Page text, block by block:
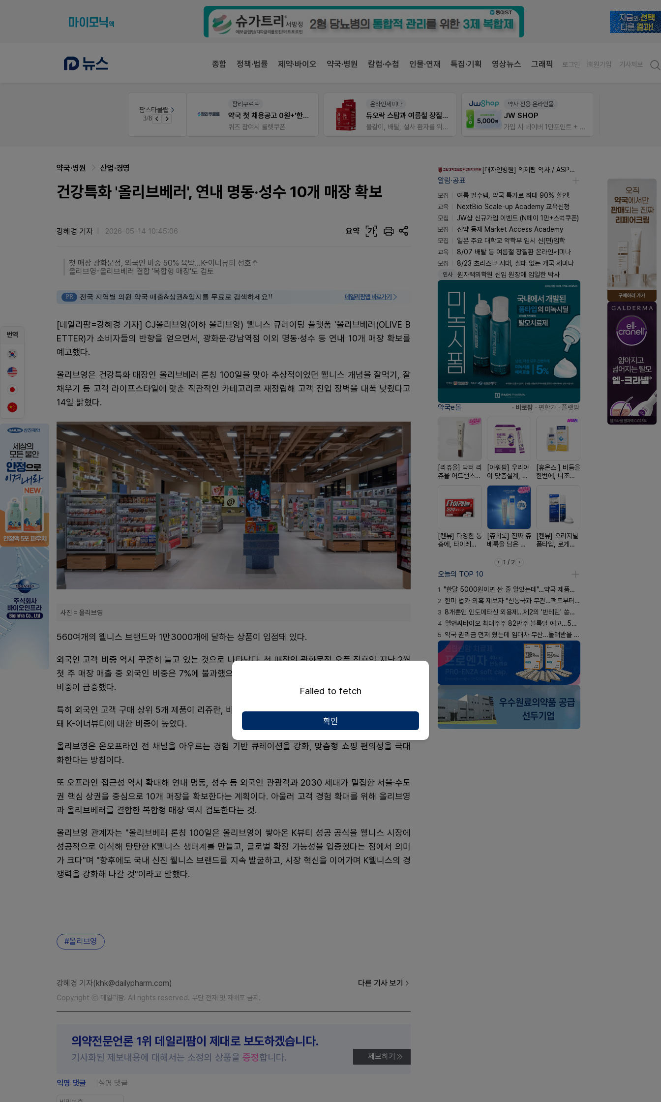
종합 정책·법률 제약·바이오 약국·병원 칼럼·수첩 인물·연재 특집·기획 영상뉴스 그래픽 로그인 회원가입 기사제보
팜스타클럽
3/8
근육통은 오래가니깐!
팜리쿠르트
약국 첫 채용공고 0원+'한번 더' 무료 연장
퀴즈 참여시 룰렛쿠폰
온라인세미나
듀오락 스탑과 여름철 장질환 대응법
물갈이, 배탈, 설사 환자를 위한 실전 상담&판매 전략
약사 전용 온라인몰
JW SHOP
가입 시 네이버 1만포인트 + 스벅쿠폰
번역
약국·병원 산업·경영
건강특화 '올리브베러', 연내 명동·성수 10개 매장 확보
강혜경 기자 2026-05-14 10:45:06 요약 가
첫 매장 광화문점, 외국인 비중 50% 육박…K-이너뷰티 선호↑
올리브영-올리브베러 결합 '복합형 매장'도 검토
PR 전국 지역별 의원·약국 매출&상권&입지를 무료로 검색하세요!! 데일리팜맵 바로가기
[데일리팜=강혜경 기자] CJ올리브영(이하 올리브영) 웰니스 큐레이팅 플랫폼 '올리브베러(OLIVE B
ETTER)가 소비자들의 반향을 얻으면서, 광화문·강남역점 이외 명동·성수 등 연내 10개 매장 확보를
예고했다.
올리브영은 건강특화 매장인 올리브베러 론칭 100일을 맞아 추상적이었던 웰니스 개념을 잘먹기, 잘
채우기 등 고객 라이프스타일에 맞춘 직관적인 카테고리로 재정립해 고객 진입 장벽을 대폭 낮췄다고
14일 밝혔다.
사진 = 올리브영
560여개의 웰니스 브랜드와 1만3000개에 달하는 상품이 입점돼 있다.
외국인 고객 비중 역시 꾸준히 늘고 있는 것으로 나타났다. 첫 매장인 광화문점 오픈 직후인 지난 2월
첫 주 매장 매출 중 외국인 비중은 7%에 불과헀으나 4월 말에는 50%에 육박할 정도로 외국인 매출
비중이 급증했다.
특히 외국인 고객 구매 상위 5개 제품이 리쥬란, 비비랩, 낫띵베럴 등 모두 국내 브랜드인 것으로 집계
돼 K-이너뷰티에 대한 비중이 높았다.
올리브영은 온오프라인 전 채널을 아우르는 경험 기반 큐레이션을 강화, 맞춤형 쇼핑 편의성을 극대
화한다는 방침이다.
또 오프라인 접근성 역시 확대해 연내 명동, 성수 등 외국인 관광객과 2030 세대가 밀집한 서울·수도
권 핵심 상권을 중심으로 10개 매장을 확보한다는 계획이다. 아울러 고객 경험 확대를 위해 올리브영
과 올리브베러를 결합한 복합형 매장 역시 검토한다는 것.
올리브영 관계자는 "올리브베러 론칭 100일은 올리브영이 쌓아온 K뷰티 성공 공식을 웰니스 시장에
성공적으로 이식해 탄탄한 K웰니스 생태계를 만들고, 글로벌 확장 가능성을 입증했다는 점에서 의미
가 크다"며 "향후에도 국내 신진 웰니스 브랜드를 지속 발굴하고, 시장 혁신을 이어가며 K웰니스의 경
쟁력을 강화해 나갈 것"이라고 말했다.
올리브영
강혜경 기자(khk@dailypharm.com) 다른 기사 보기
Copyright ⓒ 데일리팜. All rights reserved. 무단 전재 및 재배포 금지.
의약전문언론 1위 데일리팜이 제대로 보도하겠습니다.
기사화된 제보내용에 대해서는 소정의 상품을 증정합니다. 제보하기
익명 댓글 실명 댓글
[대자인병원] 약제팀 약사 / ASP팀 감염전문약사 모집
알림·공표
모집
여름 필수템, 약국 특가로 최대 90% 할인!
교육
NextBio Scale-up Academy 교육신청
모집
JW샵 신규가입 이벤트 (N페이 1만+스벅쿠폰)
모집
신약 등재 Market Access Academy
모집
일본 주요 대학교 약학부 입시 신(편)입학
교육
8/07 배탈 등 여름철 장질환 온라인세미나
모집
8/23 초리스크 시대, 실패 없는 개국 세미나
인사 원자력의학원 신임 원장에 임일한 박사
약국e몰 · 바로팜 · 편한가 · 플랫팜
[리쥬올] 닥터 리
쥬올 어드밴스드
[아워팜] 우리아
이 맞춤설계, 바
로타민 kids 엘
더베리맛
[휴온스 ] 비듬을
한번에, 니조랄
[켄뷰] 다양한 통
증에, 타이레놀
[쥬베룩] 진짜 쥬
베룩을 담은 약
크림
[켄뷰] 오리지널
폼타입, 로게인
1 / 2
오늘의 TOP 10
1 "한달 5000원이면 싼 줄 알았는데"…약국 제품과 비교해보니
2 한미 법카 의혹 제보자 "신동국과 무관…팩트부터 따져야"
3 8개뿐인 인도메타신 외용제…제2의 '반테린' 쏟아지나
4 엘앤씨바이오 최대주주 82만주 블록딜 예고…500억 규모
5 약국 권리금 먼저 줬는데 임대차 무산…돌려받을 수 있을까
Failed to fetch
확인